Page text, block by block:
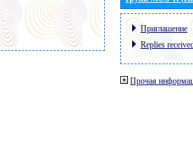
Приглашение
Replies
Прочая